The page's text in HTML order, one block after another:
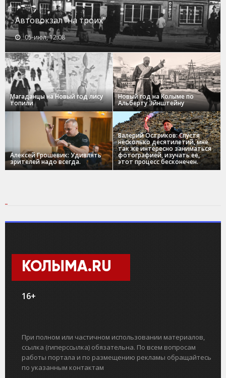
Автовокзал "на троих"
05-июл, 12:08
Магаданцы на Новый год лису
топили
Новый год на Колыме по
Альберту Эйнштейну
Алексей Грошевик: Удивлять
зрителей надо всегда.
Валерий Остриков: Спустя
несколько десятилетий, мне
так же интересно заниматься
фотографией, изучать ее,
этот процесс бесконечен.
КОЛЫМА.RU
16+
При полном или частичном использовании материалов,
ссылка (гиперссылка) обязательна. По всем вопросам
работы портала и по размещению рекламы обращайтесь
по указанным контактам